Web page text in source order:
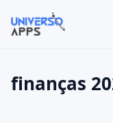
Termos de Uso
Buscar no
finanças